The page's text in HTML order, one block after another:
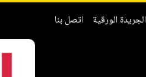
الجريدة الورقية اتصل بنا